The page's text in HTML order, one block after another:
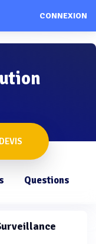
CONNEXION
Questions